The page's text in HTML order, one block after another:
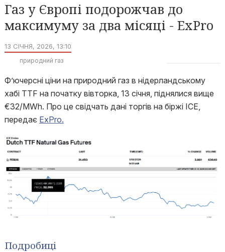
Газ у Європі подорожчав до
максимуму за два місяці - ExPro
13 СІЧНЯ, 2026, 13:10
природний газ
Ф’ючерсні ціни на природний газ в нідерландському
хабі TTF на початку вівторка, 13 січня, піднялися вище
€32/MWh. Про це свідчать дані торгів на біржі ICE,
передає ExPro.
Подробиці